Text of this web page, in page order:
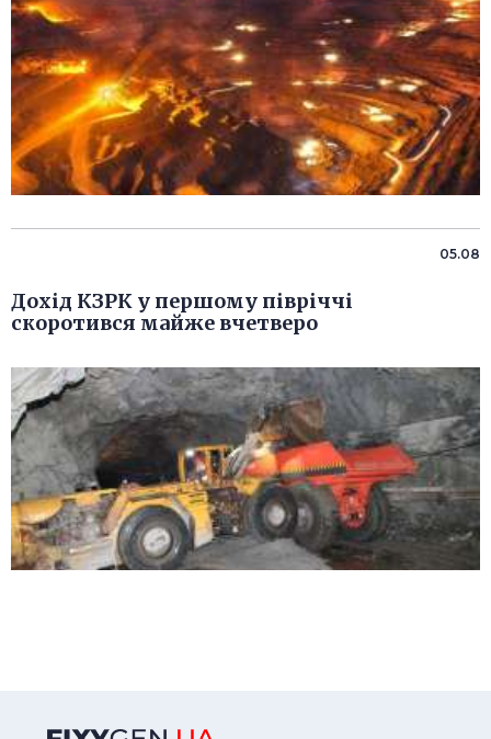
05.08
Дохід КЗРК у першому півріччі
скоротився майже вчетверо